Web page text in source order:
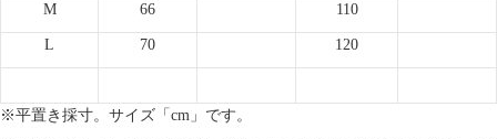
M 66 110
L 70 120
※平置き採寸。サイズ「cm」です。